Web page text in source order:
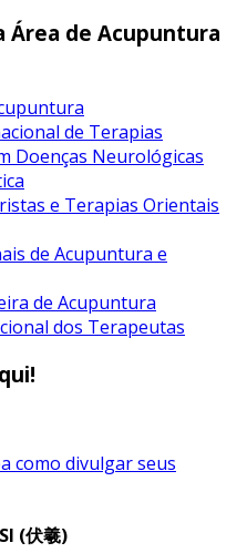
Área de Acupuntura
de Terapias
Doenças Neurológicas
e Terapias Orientais
de Acupuntura e
de Acupuntura
dos Terapeutas
como divulgar seus
(伏羲)